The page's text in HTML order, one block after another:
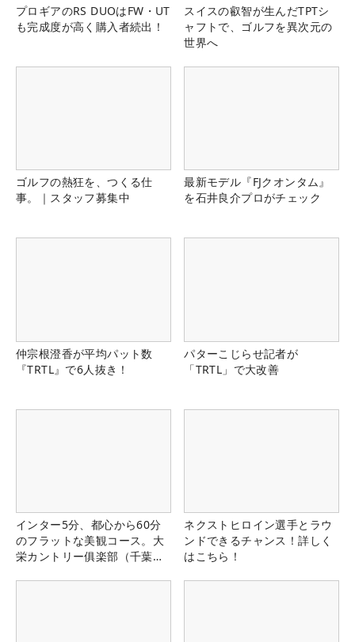
プロギアのRS DUOはFW・UT
も完成度が高く購入者続出！
スイスの叡智が生んだTPTシ
ャフトで、ゴルフを異次元の
世界へ
ゴルフの熱狂を、つくる仕
事。｜スタッフ募集中
最新モデル『FJクオンタム』
を石井良介プロがチェック
仲宗根澄香が平均パット数
『TRTL』で6人抜き！
パターこじらせ記者が
「TRTL」で大改善
インター5分、都心から60分
のフラットな美観コース。大
栄カントリー俱楽部（千葉
ネクストヒロイン選手とラウ
ンドできるチャンス！詳しく
はこちら！